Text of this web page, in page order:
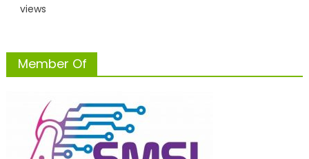
views
Member Of